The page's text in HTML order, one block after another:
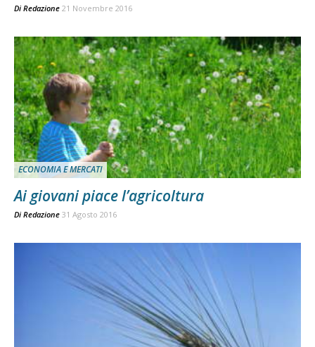
Di Redazione 21 Novembre 2016
ECONOMIA E MERCATI
Ai giovani piace l’agricoltura
Di Redazione 31 Agosto 2016